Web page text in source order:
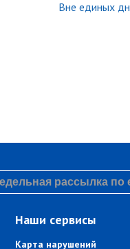
Вне единых
Наши сервисы
Карта нарушений